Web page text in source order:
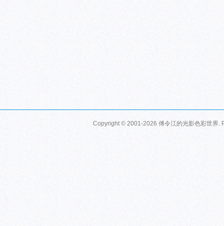
Copyright © 2001-2026 傅令江的光影色彩世界.